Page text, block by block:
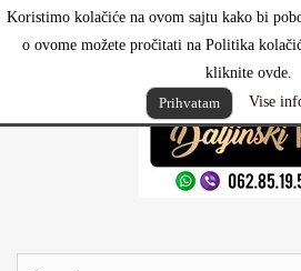
Koristimo kolačiće na ovom sajtu kako bi
o ovome možete pročitati na Politika
kliknite ovde.
Prihvatam
Vise